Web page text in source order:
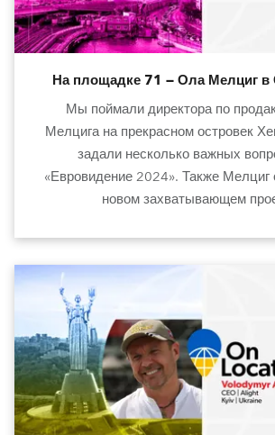
На площадке 71 — Ола Мелциг в
Мы поймали директора по
Мелцига на прекрасном островек
задали несколько важных
«Евровидение 2024». Также
новом захватывающем